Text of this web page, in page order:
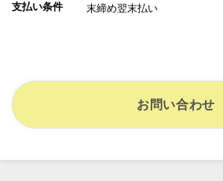
支払い条件 末締め翌末払い
お問い合わせ